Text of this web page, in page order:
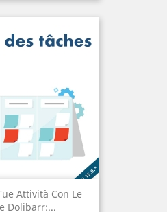
Attività Con Le
Dolibarr:...